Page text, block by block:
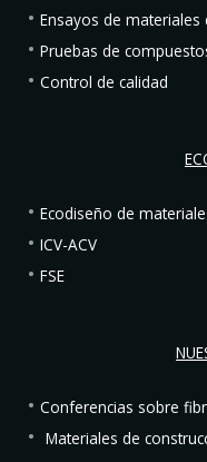
Ensayos de materiales
Pruebas de
Control de calidad
Ecodiseño de
ICV-ACV
FSE
Conferencias sobre
Materiales de